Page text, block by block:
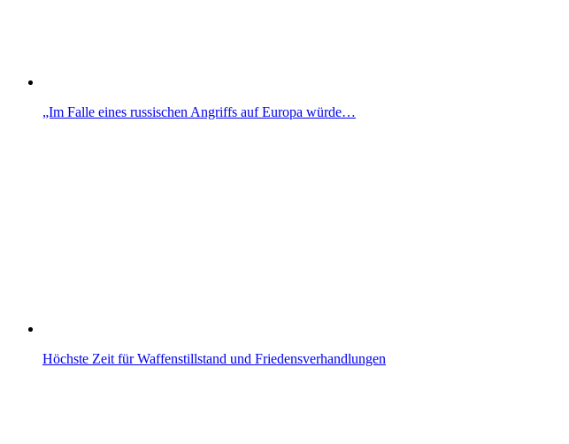
„Im Falle eines russischen Angriffs auf Europa würde…
Höchste Zeit für Waffenstillstand und Friedensverhandlungen